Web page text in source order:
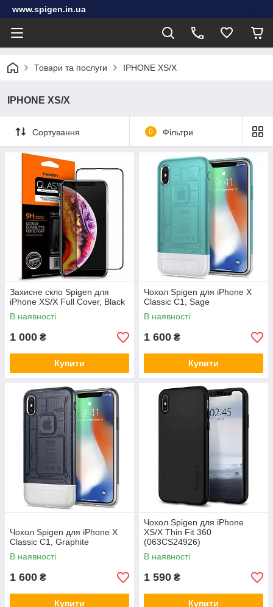
www.spigen.in.ua
Товари та послуги IPHONE XS/Х
IPHONE XS/Х
Сортування 0 Фільтри
Захисне скло Spigen для
iPhone ХЅ/X Full Cover, Black
В наявності
1 000 ₴
Купити
Чохол Spigen для iPhone X
Classic C1, Sage
В наявності
1 600 ₴
Купити
Чохол Spigen для iPhone X
Classic C1, Graphite
В наявності
1 600 ₴
Купити
Чохол Spigen для iPhone
XS/X Thin Fit 360
(063CS24926)
В наявності
1 590 ₴
Купити